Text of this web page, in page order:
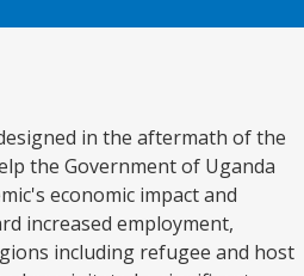
in the aftermath of the
the Government of Uganda
economic impact and
increased employment,
including refugee and host